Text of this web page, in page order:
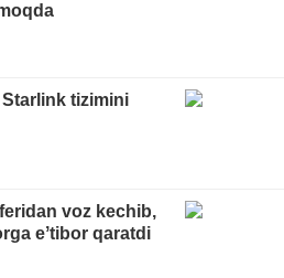
tizimini
voz kechib,
eʼtibor qaratdi